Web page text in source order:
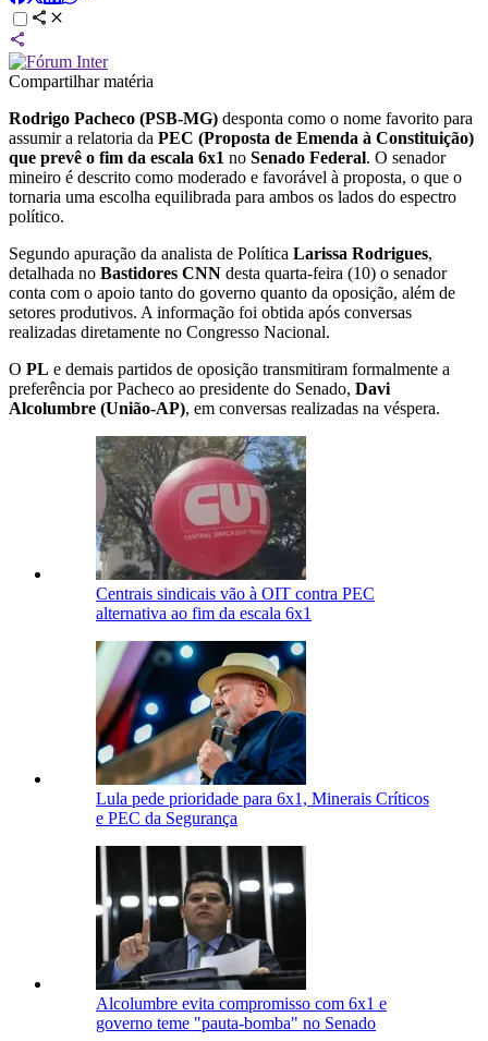
Compartilhar matéria
Rodrigo Pacheco (PSB-MG) desponta como o nome favorito para
assumir a relatoria da PEC (Proposta de Emenda à Constituição)
que prevê o fim da escala 6x1 no Senado Federal. O senador
mineiro é descrito como moderado e favorável à proposta, o que o
tornaria uma escolha equilibrada para ambos os lados do espectro
político.
Segundo apuração da analista de Política Larissa Rodrigues,
detalhada no Bastidores CNN desta quarta-feira (10) o senador
conta com o apoio tanto do governo quanto da oposição, além de
setores produtivos. A informação foi obtida após conversas
realizadas diretamente no Congresso Nacional.
O PL e demais partidos de oposição transmitiram formalmente a
preferência por Pacheco ao presidente do Senado, Davi
Alcolumbre (União-AP), em conversas realizadas na véspera.
Centrais sindicais vão à OIT contra PEC
alternativa ao fim da escala 6x1
Lula pede prioridade para 6x1, Minerais Críticos
e PEC da Segurança
Alcolumbre evita compromisso com 6x1 e
governo teme "pauta-bomba" no Senado